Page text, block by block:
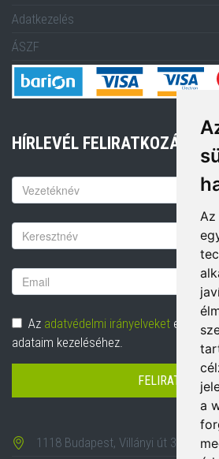
Az
a
Adatkezelés
ÁSZF
HÍRLEVÉL FELIRATKOZÁS
Keresztnév
Vezetéknév
Email
cím
Adatvédelem
Az adatvédelmi irányelveket
adataim kezeléséhez.
FELIRATKOZÁS
1118 Budapest, Villányi út 35-43.